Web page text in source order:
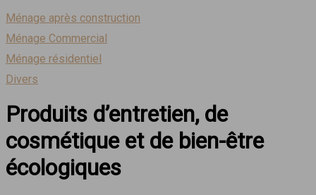
Ménage après construction
Ménage Commercial
Ménage résidentiel
Divers
Produits d’entretien, de
cosmétique et de bien-être
écologiques